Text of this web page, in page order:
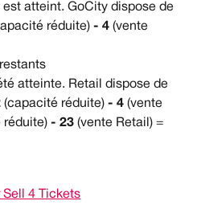
est atteint. GoCity dispose de
réduite) - 4 (vente
atteinte. Retail dispose de
(capacité réduite) - 4 (vente
réduite) - 23 (vente Retail) =